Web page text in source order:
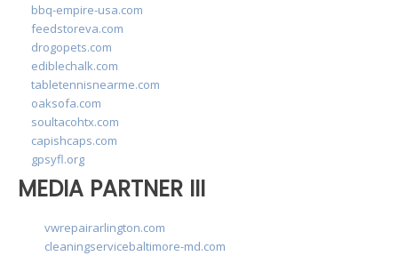
bbq-empire-usa.com
feedstoreva.com
drogopets.com
ediblechalk.com
tabletennisnearme.com
oaksofa.com
soultacohtx.com
capishcaps.com
gpsyfl.org
MEDIA PARTNER III
vwrepairarlington.com
cleaningservicebaltimore-md.com